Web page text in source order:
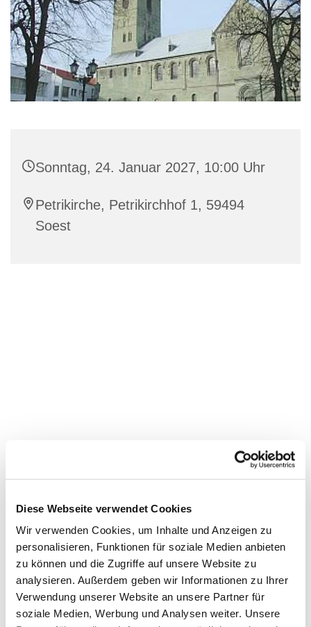
Diese Webseite verwendet Cookies
Wir verwenden Cookies, um Inhalte und Anzeigen zu
personalisieren, Funktionen für soziale Medien anbieten
zu können und die Zugriffe auf unsere Website zu
analysieren. Außerdem geben wir Informationen zu Ihrer
Verwendung unserer Website an unsere Partner für
soziale Medien, Werbung und Analysen weiter. Unsere
Sonntag, 24. Januar 2027, 10:00 Uhr
Petrikirche, Petrikirchhof 1, 59494
Soest
Dies könnte Sie auch
interessieren